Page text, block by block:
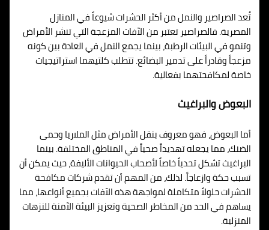
تُعد الصراصير والنمل من أكثر الحشرات شيوعاً في المنازل
المصرية. فالصراصير تعتبر من الآفات المزعجة التي تنشر الأمراض
وتنمو في البيئات الرطبة، بينما يجمع النمل في العادة بين كونه
مزعجاً وقادراً على تدمير البضائع. تتطلب كلتيهما استراتيجيات
خاصة لمكافحتهما بفعالية.
البعوض والبراغيث
أما البعوض، فهو معروف بنقل الأمراض مثل الملاريا وحمى
الضنك، مما يجعله تهديداً صحياً في المناطق المختلفة. بينما
البراغيث تشكل تحدياً خاصاً لأصحاب الحيوانات الأليفة، حيث يمكن أن
تسبب حكة وازعاجاً. لذلك، من المهم أن تقدم شركات مكافحة
الحشرات حلولاً متكاملة لمواجهة هذه الآفات بجميع أنواعها، مما
يساهم في الحد من المخاطر الصحية وتعزيز البيئة الآمنة للنزهات
المنزلية.